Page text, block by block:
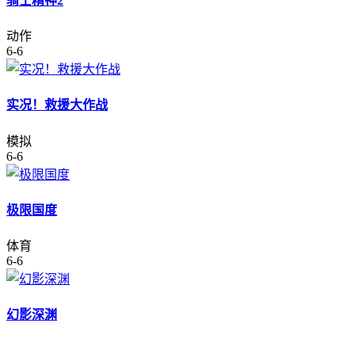
动作
6-6
实况！救援大作战
模拟
6-6
极限国度
体育
6-6
幻影深渊